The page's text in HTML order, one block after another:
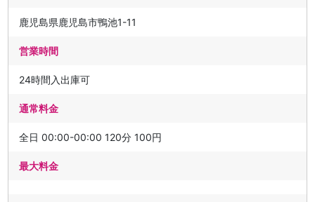
鹿児島県鹿児島市鴨池1-11
営業時間
24時間入出庫可
通常料金
全日 00:00-00:00 120分 100円
最大料金